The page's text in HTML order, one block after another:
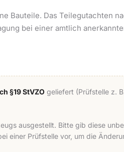
Bauteile. Das Teilegutachten
bei einer amtlich
§19 StVZO geliefert (Prüfstelle z.
ausgestellt. Bitte gib diese
einer Prüfstelle vor, um die